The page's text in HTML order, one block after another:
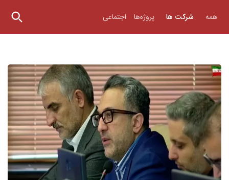
همه شرکت ها پروژه‌ها اجتماعی